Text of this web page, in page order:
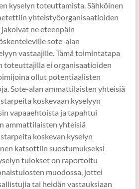
kyselyn toteuttamista. Sähköinen
yhteistyöorganisaatioiden
ne eteenpäin
sote-alan
vastaajille. Tämä toimintatapa
toteuttajilla ei organisaatioiden
ollut potentiaalisten
Sote-alan ammattilaisten yhteisiä
koskevaan kyselyyn
vapaaehtoista ja tapahtui
ammattilaisten yhteisiä
koskevan kyselyn
katsottiin suostumukseksi
tulokset on raportoitu
muodossa, jottei
tai heidän vastauksiaan